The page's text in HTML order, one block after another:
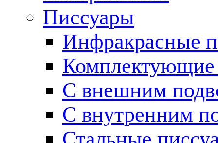
Писсуары
Инфракрасные
Комплектующие
С внешним
С внутренним